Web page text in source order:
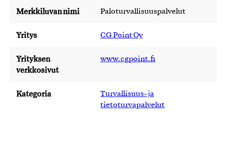
Merkkiluvan nimi Paloturvallisuuspalvelut
Yritys CG Point Oy
Yrityksen
verkkosivut
www.cgpoint.fi
Kategoria
Turvallisuus- ja
tietoturvapalvelut